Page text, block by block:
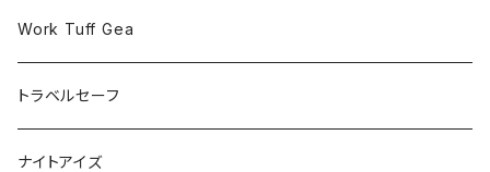
Work Tuff Gea
トラベルセーフ
ナイトアイズ